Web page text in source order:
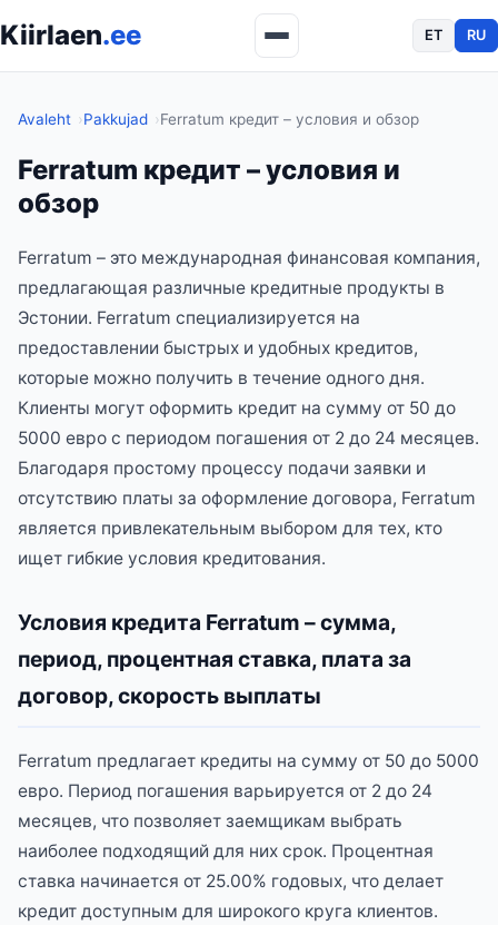
Kiirlaen.ee ET RU
Avaleht Pakkujad Ferratum кредит – условия и обзор
Ferratum кредит – условия и
обзор
Ferratum – это международная финансовая компания,
предлагающая различные кредитные продукты в
Эстонии. Ferratum специализируется на
предоставлении быстрых и удобных кредитов,
которые можно получить в течение одного дня.
Клиенты могут оформить кредит на сумму от 50 до
5000 евро с периодом погашения от 2 до 24 месяцев.
Благодаря простому процессу подачи заявки и
отсутствию платы за оформление договора, Ferratum
является привлекательным выбором для тех, кто
ищет гибкие условия кредитования.
Условия кредита Ferratum – сумма,
период, процентная ставка, плата за
договор, скорость выплаты
Ferratum предлагает кредиты на сумму от 50 до 5000
евро. Период погашения варьируется от 2 до 24
месяцев, что позволяет заемщикам выбрать
наиболее подходящий для них срок. Процентная
ставка начинается от 25.00% годовых, что делает
кредит доступным для широкого круга клиентов.